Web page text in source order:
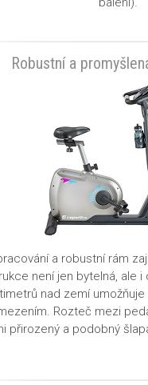
Robustní a
a robustní rám
není jen bytelná, ale
nad zemí
. Rozteč mezi
přirozený a podobný